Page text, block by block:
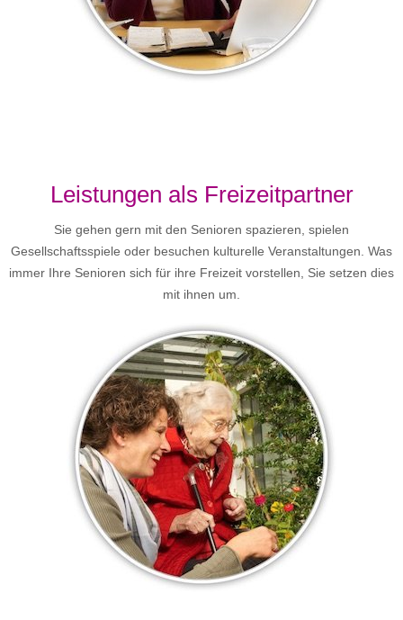
Leistungen als Freizeitpartner
Sie gehen gern mit den Senioren spazieren, spielen
Gesellschaftsspiele oder besuchen kulturelle Veranstaltungen. Was
immer Ihre Senioren sich für ihre Freizeit vorstellen, Sie setzen dies
mit ihnen um.